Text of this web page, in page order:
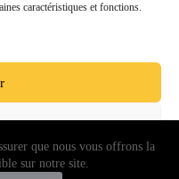
caractéristiques et fonctions.
que nous vous offrons la
sur notre site.